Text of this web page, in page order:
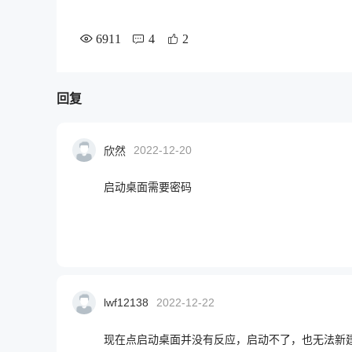
6911 4 2
回复
欣然 2022-12-20
启动桌面需要密码
lwf12138 2022-12-22
现在点启动桌面并没有反应，启动不了，也无法新